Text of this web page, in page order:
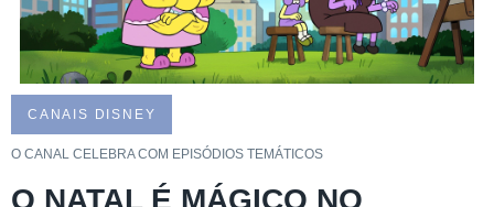
CANAIS DISNEY
O CANAL CELEBRA COM EPISÓDIOS TEMÁTICOS
O NATAL É MÁGICO NO